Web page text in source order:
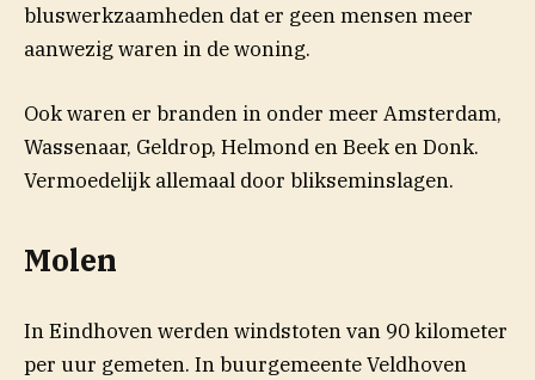
bluswerkzaamheden dat er geen mensen meer
aanwezig waren in de woning.
Ook waren er branden in onder meer Amsterdam,
Wassenaar, Geldrop, Helmond en Beek en Donk.
Vermoedelijk allemaal door blikseminslagen.
Molen
In Eindhoven werden windstoten van 90 kilometer
per uur gemeten. In buurgemeente Veldhoven